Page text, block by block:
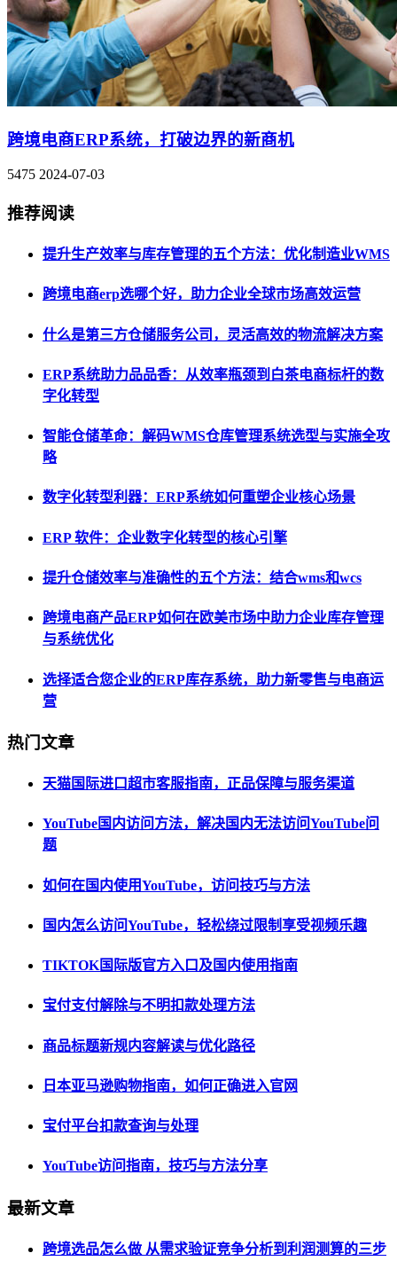
跨境电商ERP系统，打破边界的新商机
5475 2024-07-03
推荐阅读
提升生产效率与库存管理的五个方法：优化制造业WMS
跨境电商erp选哪个好，助力企业全球市场高效运营
什么是第三方仓储服务公司，灵活高效的物流解决方案
ERP系统助力品品香：从效率瓶颈到白茶电商标杆的数
字化转型
智能仓储革命：解码WMS仓库管理系统选型与实施全攻
略
数字化转型利器：ERP系统如何重塑企业核心场景
ERP 软件：企业数字化转型的核心引擎
提升仓储效率与准确性的五个方法：结合wms和wcs
跨境电商产品ERP如何在欧美市场中助力企业库存管理
与系统优化
选择适合您企业的ERP库存系统，助力新零售与电商运
营
热门文章
天猫国际进口超市客服指南，正品保障与服务渠道
YouTube国内访问方法，解决国内无法访问YouTube问
题
如何在国内使用YouTube，访问技巧与方法
国内怎么访问YouTube，轻松绕过限制享受视频乐趣
TIKTOK国际版官方入口及国内使用指南
宝付支付解除与不明扣款处理方法
商品标题新规内容解读与优化路径
日本亚马逊购物指南，如何正确进入官网
宝付平台扣款查询与处理
YouTube访问指南，技巧与方法分享
最新文章
跨境选品怎么做 从需求验证竞争分析到利润测算的三步